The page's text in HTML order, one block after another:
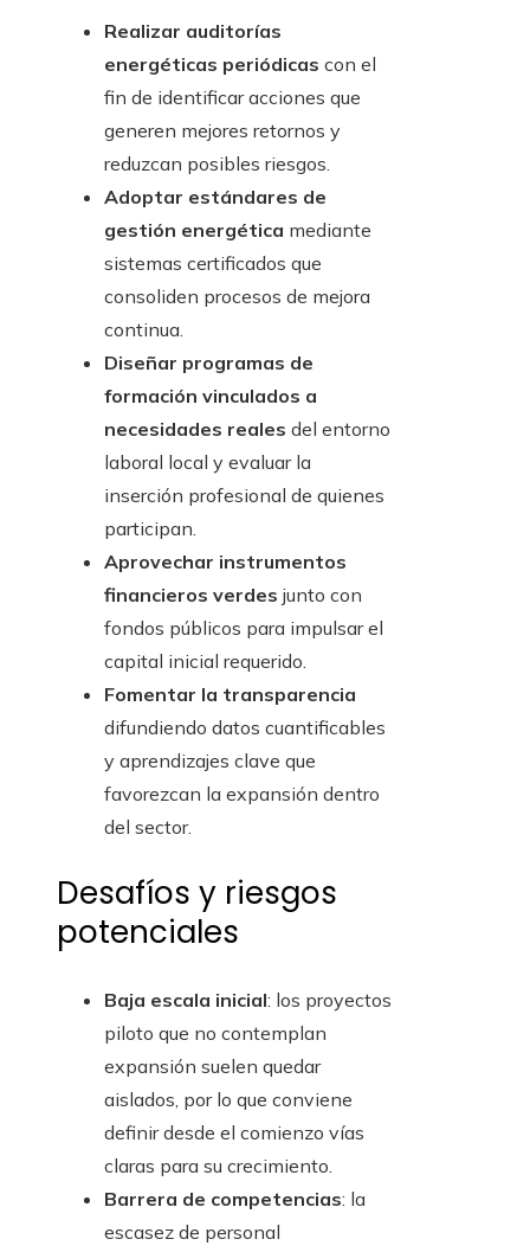
Realizar auditorías
energéticas periódicas con el
fin de identificar acciones que
generen mejores retornos y
reduzcan posibles riesgos.
Adoptar estándares de
gestión energética mediante
sistemas certificados que
consoliden procesos de mejora
continua.
Diseñar programas de
formación vinculados a
necesidades reales del entorno
laboral local y evaluar la
inserción profesional de quienes
participan.
Aprovechar instrumentos
financieros verdes junto con
fondos públicos para impulsar el
capital inicial requerido.
Fomentar la transparencia
difundiendo datos cuantificables
y aprendizajes clave que
favorezcan la expansión dentro
del sector.
Desafíos y riesgos
potenciales
Baja escala inicial: los proyectos
piloto que no contemplan
expansión suelen quedar
aislados, por lo que conviene
definir desde el comienzo vías
claras para su crecimiento.
Barrera de competencias: la
escasez de personal